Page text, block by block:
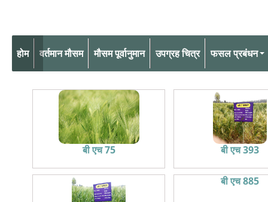
होम वर्तमान मौसम मौसम पूर्वानुमान उपग्रह चित्र फसल प्रबंधन
बी एच 75 बी एच 393
बी एच 885